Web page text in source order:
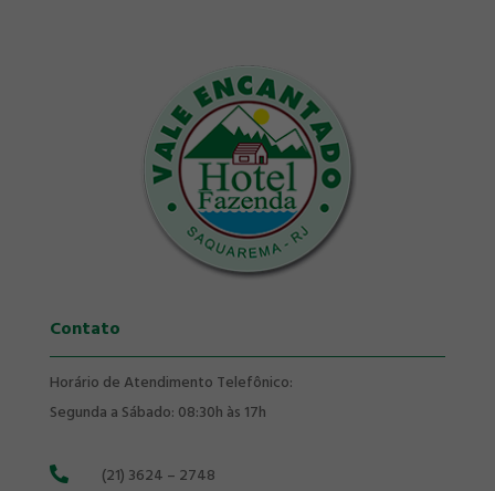
Contato
Horário de Atendimento Telefônico:
Segunda a Sábado: 08:30h às 17h
 (21) 3624 – 2748